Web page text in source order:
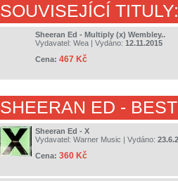
SOUVISEJÍCÍ TITULY:
Sheeran Ed - Multiply (x) Wembley..
Vydavatel: Wea | Vydáno: 12.11.2015
Cena: 467 Kč
SHEERAN ED -
Sheeran Ed - X
Vydavatel: Warner Music | Vydáno:
Cena: 360 Kč